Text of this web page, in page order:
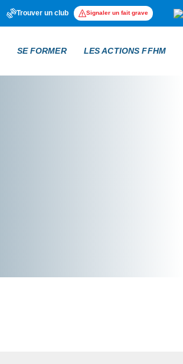
Trouver un club Signaler un fait grave
SE FORMER LES ACTIONS FFHM